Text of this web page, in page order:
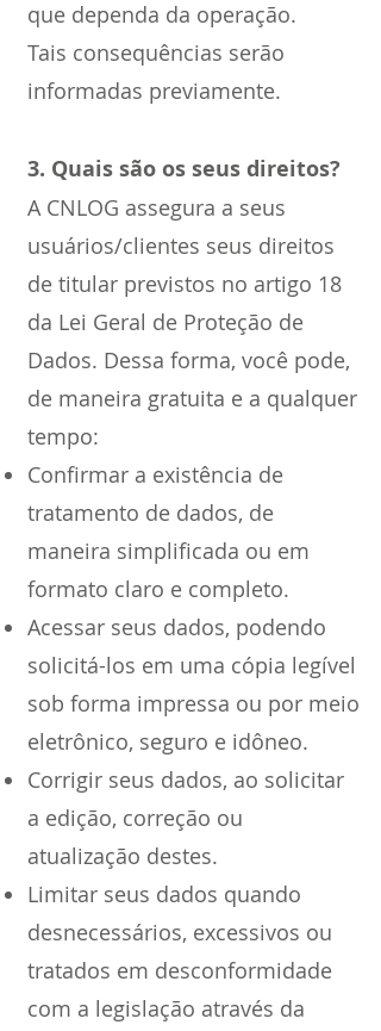
que dependa da operação.
Tais consequências serão
informadas previamente.
3. Quais são os seus direitos?
A CNLOG assegura a seus
usuários/clientes seus direitos
de titular previstos no artigo 18
da Lei Geral de Proteção de
Dados. Dessa forma, você pode,
de maneira gratuita e a qualquer
tempo:
Confirmar a existência de
tratamento de dados, de
maneira simplificada ou em
formato claro e completo.
Acessar seus dados, podendo
solicitá-los em uma cópia legível
sob forma impressa ou por meio
eletrônico, seguro e idôneo.
Corrigir seus dados, ao solicitar
a edição, correção ou
atualização destes.
Limitar seus dados quando
desnecessários, excessivos ou
tratados em desconformidade
com a legislação através da